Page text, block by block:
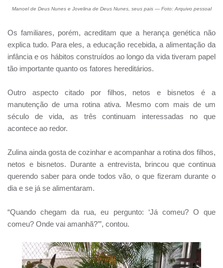
Manoel de Deus Nunes e Jovelina de Deus Nunes, seus pais — Foto: Arquivo pessoal
Os familiares, porém, acreditam que a herança genética não
explica tudo. Para eles, a educação recebida, a alimentação da
infância e os hábitos construídos ao longo da vida tiveram papel
tão importante quanto os fatores hereditários.
Outro aspecto citado por filhos, netos e bisnetos é a
manutenção de uma rotina ativa. Mesmo com mais de um
século de vida, as três continuam interessadas no que
acontece ao redor.
Zulina ainda gosta de cozinhar e acompanhar a rotina dos filhos,
netos e bisnetos. Durante a entrevista, brincou que continua
querendo saber para onde todos vão, o que fizeram durante o
dia e se já se alimentaram.
“Quando chegam da rua, eu pergunto: ‘Já comeu? O que
comeu? Onde vai amanhã?’”, contou.